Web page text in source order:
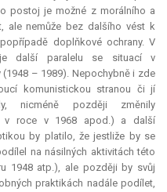
postoj je možné z morálního a
ale nemůže bez dalšího vést k
doplňkové ochrany. V
další paralelu se situací v
– 1989). Nepochybně i zde
komunistickou stranou či jí
nicméně později změnily
v roce v 1968 apod.) a další
by platilo, že jestliže by se
na násilných aktivitách této
1948 atp.), ale později by svůj
praktikách nadále podílet,